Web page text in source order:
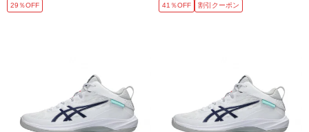
29％OFF 41％OFF 割引クーポン